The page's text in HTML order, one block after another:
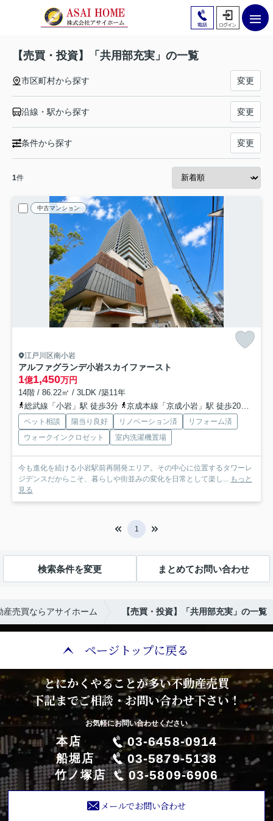
【売買・投資】「共用部充実」の一覧
市区町村から探す 変更
沿線・駅から探す 変更
条件から探す 変更
1件
中古マンション
江戸川区南小岩
アルファグランデ小岩スカイファースト
1億1,450万円
14階 / 86.22㎡ / 3LDK /築11年
総武線「小岩」駅 徒歩3分
京成本線「京成小岩」駅 徒歩20分
ペット相談 陽当り良好 リノベーション済
リフォーム済
ウォークインクロゼット
室内洗濯機置場
今も進化を続ける小岩駅前再開発エリア。その中心に位置するタワーレ
ジデンスだからこそ、暮らしや街並みの変化を日常として楽し... もっと
見る
1
検索条件を変更 まとめてお問い合わせ
売買ならアサイホーム 【売買・投資】「共用部充実」の一覧
ページトップに戻る
とにかくやることが多い不動産売買
下記までご相談・お問い合わせ下さい！
お気軽にお問い合わせください
本店 03-6458-0914
船堀店 03-5879-5138
竹ノ塚店 03-5809-6906
メールでお問い合わせ